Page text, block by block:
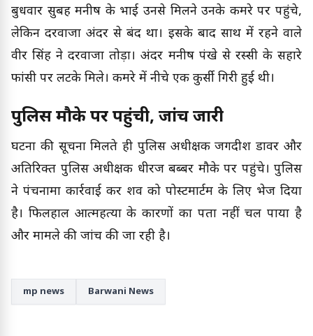
बुधवार सुबह मनीष के भाई उनसे मिलने उनके कमरे पर पहुंचे,
लेकिन दरवाजा अंदर से बंद था। इसके बाद साथ में रहने वाले
वीर सिंह ने दरवाजा तोड़ा। अंदर मनीष पंखे से रस्सी के सहारे
फांसी पर लटके मिले। कमरे में नीचे एक कुर्सी गिरी हुई थी।
पुलिस मौके पर पहुंची, जांच जारी
घटना की सूचना मिलते ही पुलिस अधीक्षक जगदीश डावर और
अतिरिक्त पुलिस अधीक्षक धीरज बब्बर मौके पर पहुंचे। पुलिस
ने पंचनामा कार्रवाई कर शव को पोस्टमार्टम के लिए भेज दिया
है। फिलहाल आत्महत्या के कारणों का पता नहीं चल पाया है
और मामले की जांच की जा रही है।
mp news Barwani News